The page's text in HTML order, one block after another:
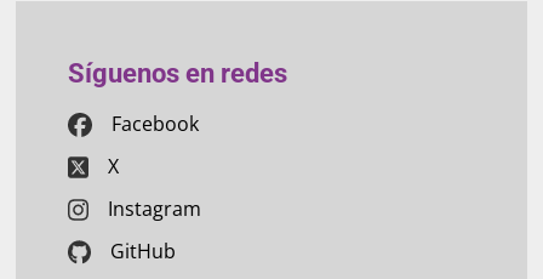
Síguenos en redes
Facebook
X
Instagram
GitHub